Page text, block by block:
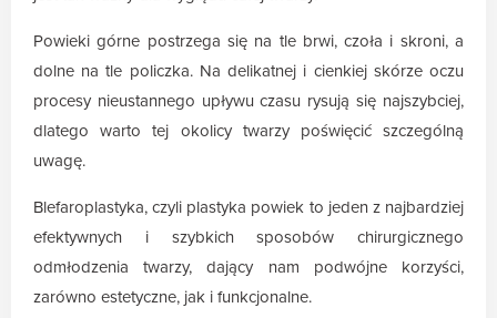
Powieki górne postrzega się na tle brwi, czoła i skroni, a
dolne na tle policzka. Na delikatnej i cienkiej skórze oczu
procesy nieustannego upływu czasu rysują się najszybciej,
dlatego warto tej okolicy twarzy poświęcić szczególną
uwagę.
Blefaroplastyka, czyli plastyka powiek to jeden z najbardziej
efektywnych i szybkich sposobów chirurgicznego
odmłodzenia twarzy, dający nam podwójne korzyści,
zarówno estetyczne, jak i funkcjonalne.